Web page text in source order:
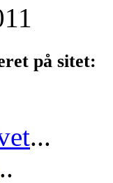
på sitet:
...
..